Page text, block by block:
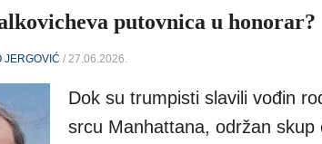
putovnica u honorar?
JERGOVIĆ / 27.06.2026.
Dok su trumpisti slavili vođin
srcu Manhattana, održan